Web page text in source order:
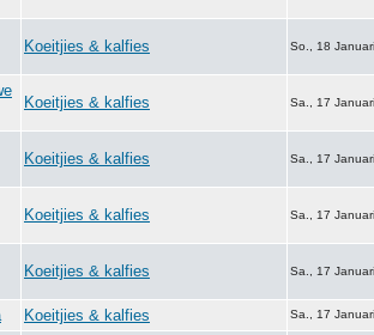
Koeitjies & kalfies So., 18
Koeitjies & kalfies Sa., 17
Koeitjies & kalfies Sa., 17
Koeitjies & kalfies Sa., 17
Koeitjies & kalfies Sa., 17
Koeitjies & kalfies Sa., 17